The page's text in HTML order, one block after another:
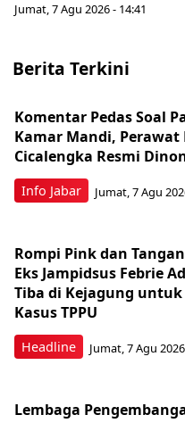
Jumat, 7 Agu 2026 - 14:41
Berita Terkini
Info Jabar
Komentar Pedas Soal
Kamar Mandi, Perawat
Cicalengka Resmi
Jumat, 7 Agu
Headline
Rompi Pink dan
Eks Jampidsus Febrie
Tiba di Kejagung
Kasus TPPU
Jumat, 7 Agu
Lembaga